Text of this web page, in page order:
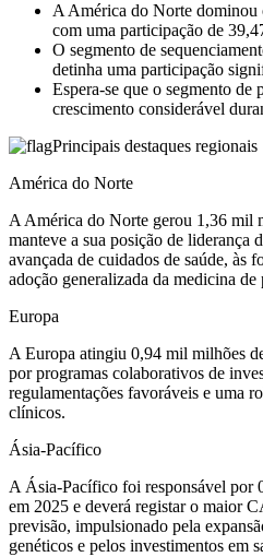
A América do Norte dominou
com uma participação de
O segmento de
detinha uma participação
Espera-se que o segmento de
crescimento considerável
Principais destaques regionais
América do Norte
A América do Norte gerou 1,36 mil
manteve a sua posição de liderança
avançada de cuidados de saúde, às
adoção generalizada da medicina de
Europa
A Europa atingiu 0,94 mil milhões
por programas colaborativos de
regulamentações favoráveis ​​e uma
clínicos.
Ásia-Pacífico
A Ásia-Pacífico foi responsável por
em 2025 e deverá registar o maior
previsão, impulsionado pela
genéticos e pelos investimentos em